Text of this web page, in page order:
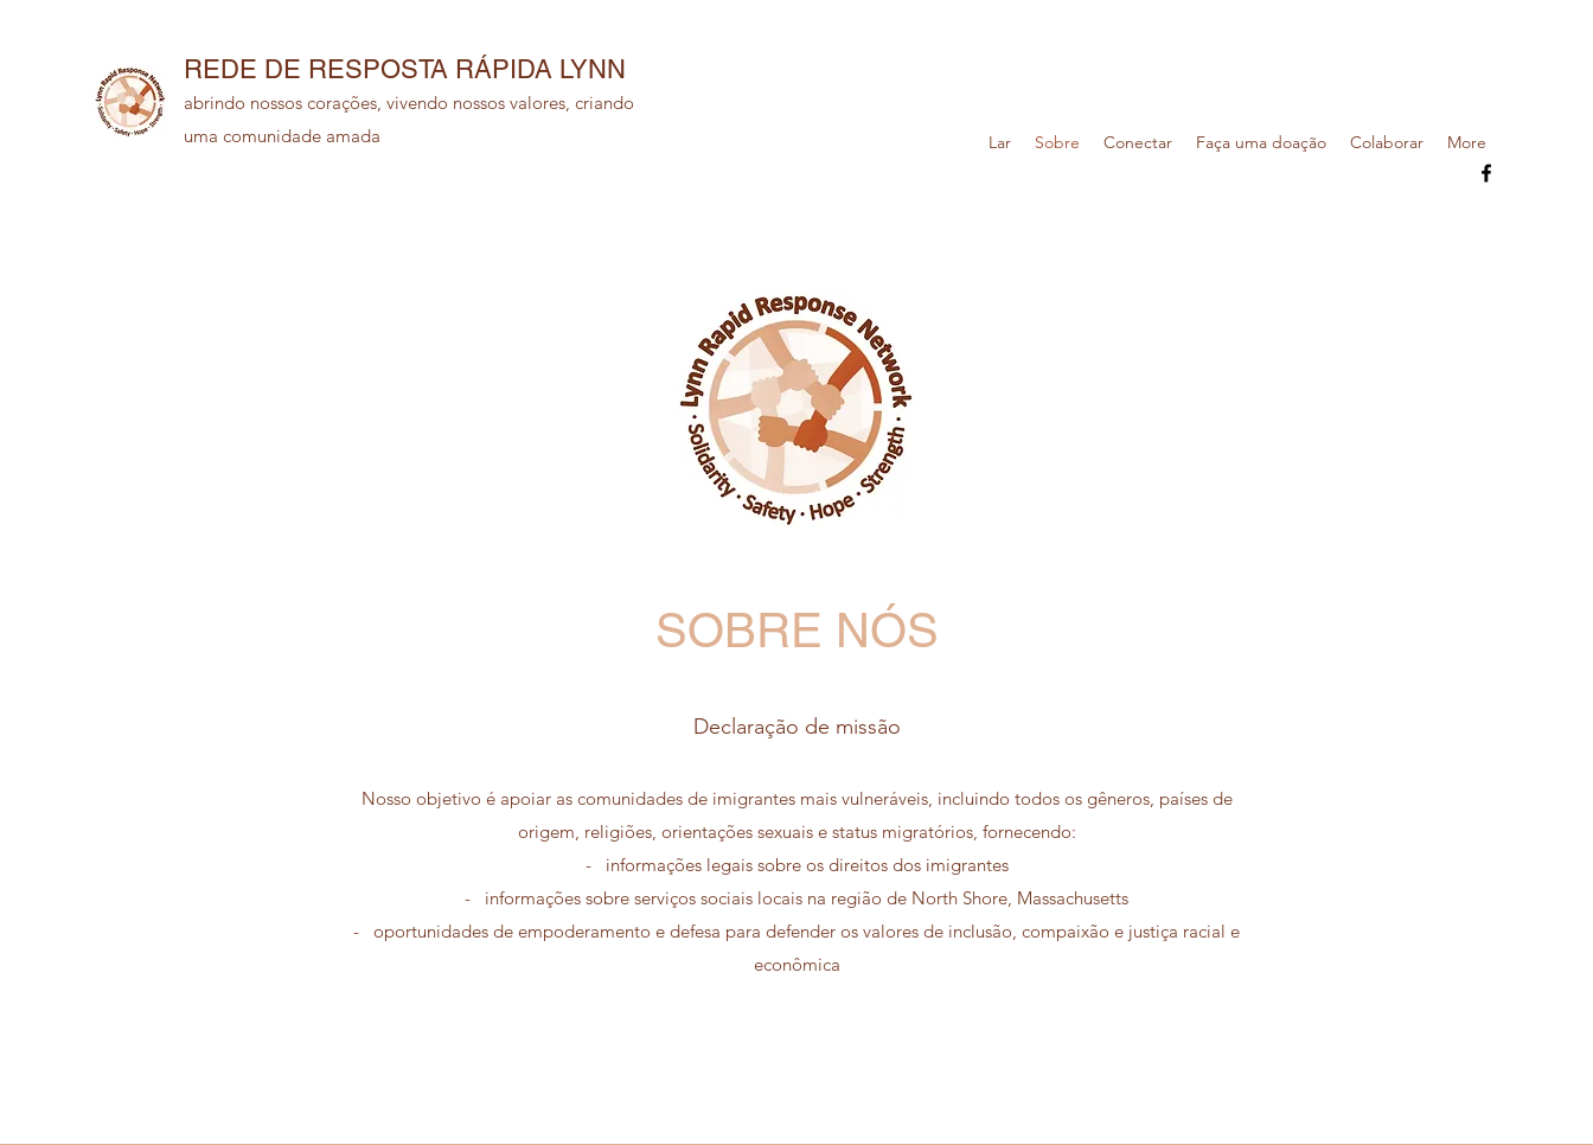
abrindo nossos corações, vivendo nossos valores, criando
uma comunidade amada
REDE DE RESPOSTA RÁPIDA LYNN
Lar Sobre Conectar Faça uma doação Colaborar More
SOBRE NÓS
Declaração de missão
Nosso objetivo é apoiar as comunidades de imigrantes mais vulneráveis, incluindo todos os gêneros, países de
origem, religiões, orientações sexuais e status migratórios, fornecendo:
- informações legais sobre os direitos dos imigrantes
- informações sobre serviços sociais locais na região de North Shore, Massachusetts
- oportunidades de empoderamento e defesa para defender os valores de inclusão, compaixão e justiça racial e
econômica